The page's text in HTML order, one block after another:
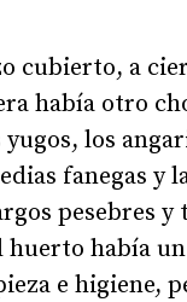
cubierto, a
había otro
los
fanegas y
pesebres y
había
e higiene,